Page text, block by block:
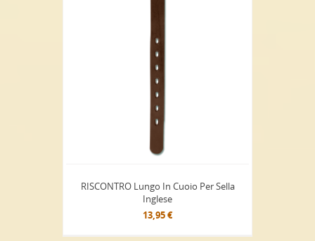
RISCONTRO Lungo In Cuoio Per Sella
Inglese
13,95 €